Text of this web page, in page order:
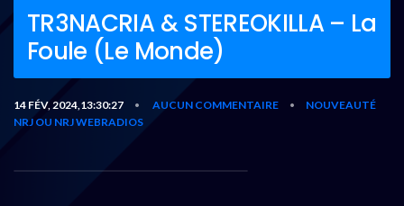
TR3NACRIA & STEREOKILLA – La
Foule (Le Monde)
14 FÉV, 2024,13:30:27 • AUCUN COMMENTAIRE •
NOUVEAUTÉ
NRJ OU NRJ WEBRADIOS